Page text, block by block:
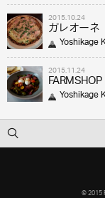
2015.10.24
ガレオーネ
Yoshikage
2015.11.24
FARMSHOP
Yoshikage
© 2015